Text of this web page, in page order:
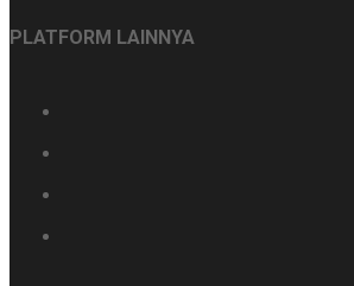
PLATFORM LAINNYA